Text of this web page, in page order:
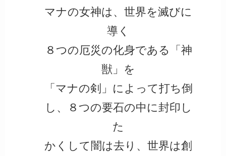
マナの女神は、世界を滅びに
導く
８つの厄災の化身である「神
獣」を
「マナの剣」によって打ち倒
し、８つの要石の中に封印し
た
かくして闇は去り、世界は創